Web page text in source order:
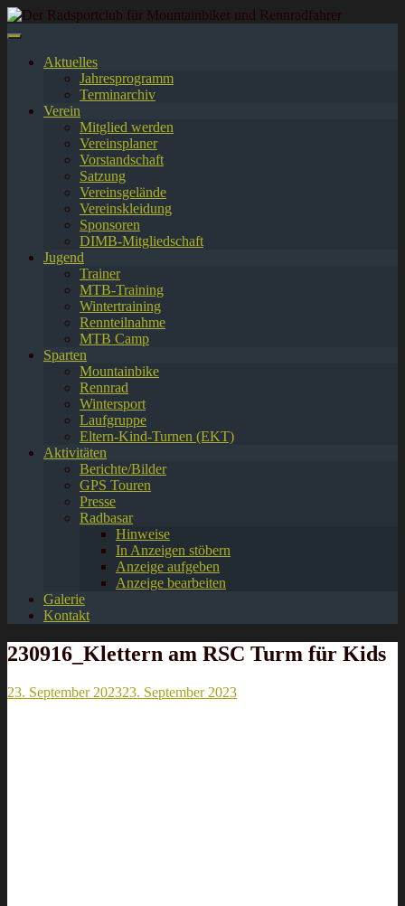
Springe
zum
Aktuelles
Jahresprogramm
Terminarchiv
Verein
Mitglied werden
Vereinsplaner
Vorstandschaft
Satzung
Vereinsgelände
Vereinskleidung
Sponsoren
DIMB-Mitgliedschaft
Jugend
Trainer
MTB-Training
Wintertraining
Rennteilnahme
MTB Camp
Sparten
Mountainbike
Rennrad
Wintersport
Laufgruppe
Eltern-Kind-Turnen (EKT)
Aktivitäten
Berichte/Bilder
GPS Touren
Presse
Radbasar
Hinweise
In Anzeigen stöbern
Anzeige aufgeben
Anzeige bearbeiten
Galerie
Kontakt
230916_Klettern am RSC Turm für Kids
23. September 202323. September 2023